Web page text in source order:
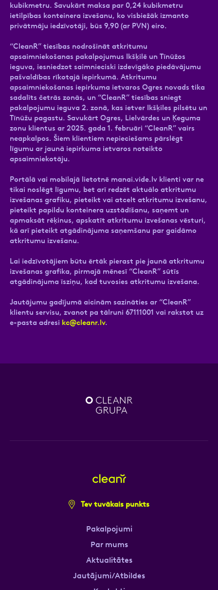
kubikmetru. Savukārt maksa par 0,24 kubikmetru
ietilpības konteinera izvešanu, ko visbiežāk izmanto
privātmāju iedzīvotāji, būs 9,90 (ar PVN) eiro.
“CleanR” tiesības nodrošināt atkritumu
apsaimniekošanas pakalpojumus Ikšķilē un Tīnūžos
ieguva, iesniedzot saimnieciski izdevīgāko piedāvājumu
pašvaldības rīkotajā iepirkumā. Atkritumu
apsaimniekošanas iepirkuma ietvaros Ogres novads tika
sadalīts četrās zonās, un “CleanR” tiesības sniegt
pakalpojumu ieguva 2. zonā, kas ietver Ikšķiles pilsētu un
Tīnūžu pagastu. Savukārt Ogres, Lielvārdes un Ķeguma
zonu klientus ar 2025. gada 1. februāri “CleanR” vairs
neapkalpos. Šiem klientiem nepieciešams pārslēgt
līgumu ar jaunā iepirkuma ietvaros noteikto
apsaimniekotāju.
Portālā vai mobilajā lietotnē manai.vide.lv klienti var ne
tikai noslēgt līgumu, bet arī redzēt aktuālo atkritumu
izvešanas grafiku, pieteikt vai atcelt atkritumu izvešanu,
pieteikt papildu konteinera uzstādīšanu, saņemt un
apmaksāt rēķinus, apskatīt atkritumu izvešanas vēsturi,
kā arī pieteikt atgādinājuma saņemšanu par gaidāmo
atkritumu izvešanu.
Lai iedzīvotājiem būtu ērtāk pierast pie jaunā atkritumu
izvešanas grafika, pirmajā mēnesī “CleanR” sūtīs
atgādinājuma īsziņu, kad tuvosies atkritumu izvešana.
Jautājumu gadījumā aicinām sazināties ar “CleanR”
klientu servisu, zvanot pa tālruni 67111001 vai rakstot uz
e-pasta adresi kc@cleanr.lv.
Tev tuvākais punkts
Pakalpojumi
Par mums
Aktualitātes
Jautājumi/Atbildes